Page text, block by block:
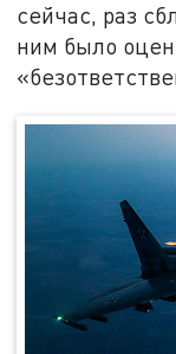
сейчас, раз
ним было